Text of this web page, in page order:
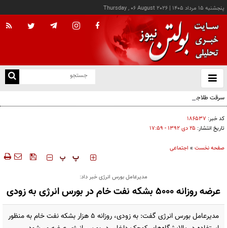
پنجشنبه ۱۵ مرداد ۱۴۰۵ |
Thursday , 06 August 2026
باز
و
سرقت طلاجات بانوان مسن در کرمان با همراهی پسربچه ۱۲ ساله
کد خبر: ۱۸۶۵۳۷
تاریخ انتشار: ۲۵ دی ۱۳۹۲ - ۱۷:۵۹
صفحه نخست » اجتماعی
‍‍‍ پ پ
مدیرعامل بورس انرژی خبر داد:
عرضه روزانه ۵۰۰۰ بشکه نفت خام در بورس انرژی به زودی
مدیرعامل بورس انرژی گفت: به زودی، روزانه ۵ هزار بشکه نفت خام به منظور